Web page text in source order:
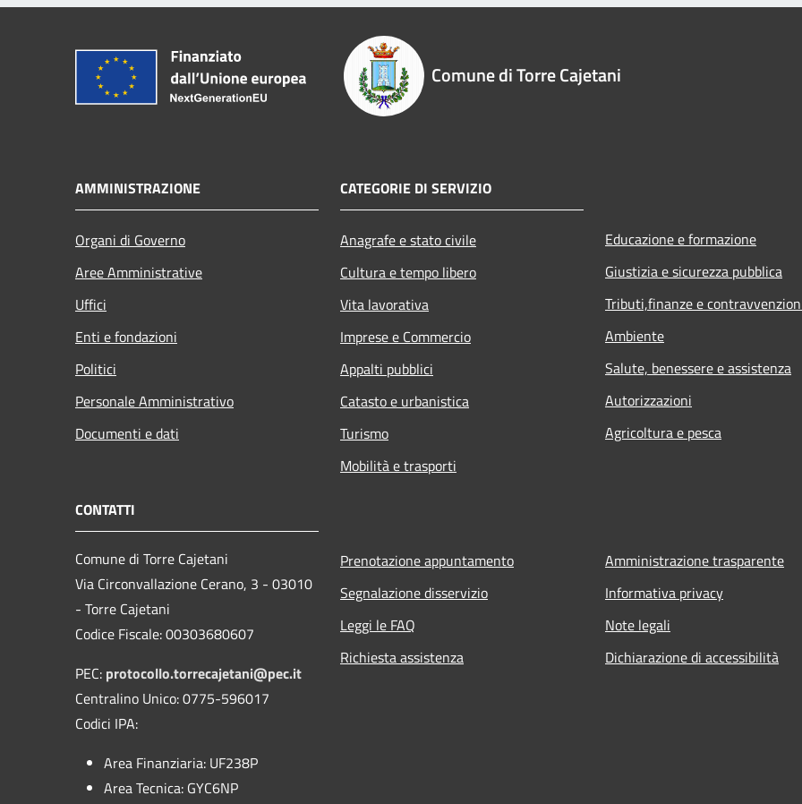
Comune di Torre Cajetani
AMMINISTRAZIONE
Organi di Governo
Aree Amministrative
Uffici
Enti e fondazioni
Politici
Personale Amministrativo
Documenti e dati
CATEGORIE DI SERVIZIO
Anagrafe e stato civile
Cultura e tempo libero
Vita lavorativa
Imprese e Commercio
Appalti pubblici
Catasto e urbanistica
Turismo
Mobilità e trasporti
Educazione e formazione
Giustizia e sicurezza pubblica
Tributi,finanze e
Ambiente
Salute, benessere e assistenza
Autorizzazioni
Agricoltura e pesca
CONTATTI
Comune di Torre Cajetani
Via Circonvallazione Cerano, 3 - 03010
- Torre Cajetani
Codice Fiscale: 00303680607
PEC: protocollo.torrecajetani@pec.it
Centralino Unico: 0775-596017
Codici IPA:
Area Finanziaria: UF238P
Area Tecnica: GYC6NP
Prenotazione appuntamento
Segnalazione disservizio
Leggi le FAQ
Richiesta assistenza
Amministrazione trasparente
Informativa privacy
Note legali
Dichiarazione di accessibilità